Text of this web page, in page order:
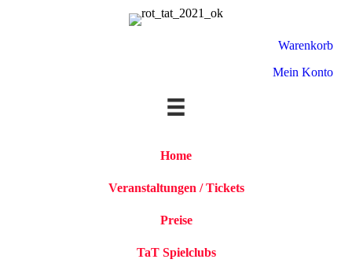
Warenkorb
Mein Konto
Home
Veranstaltungen / Tickets
Preise
TaT Spielclubs